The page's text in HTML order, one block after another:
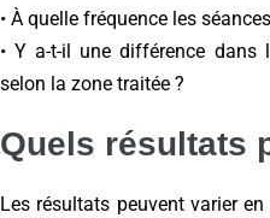
• À quelle fréquence les
• Y a-t-il une différence dans
selon la zone traitée ?
Quels résultats
Les résultats peuvent varier